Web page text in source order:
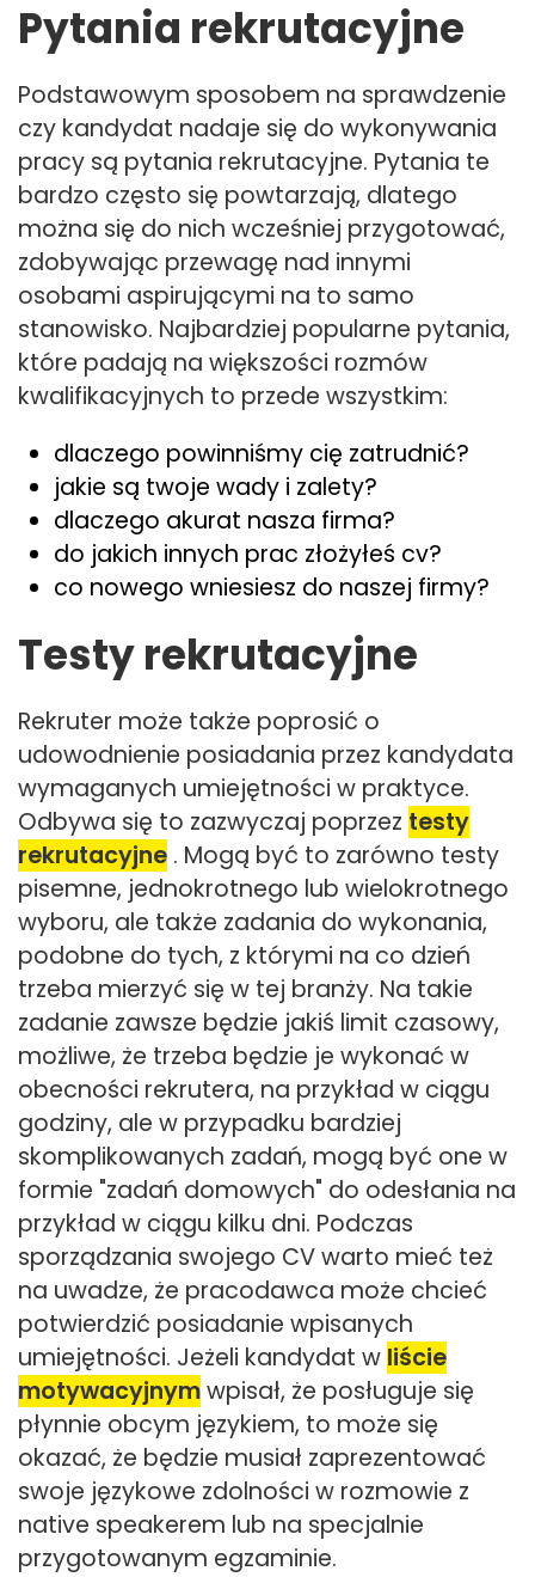
Pytania rekrutacyjne
Podstawowym sposobem na sprawdzenie
czy kandydat nadaje się do wykonywania
pracy są pytania rekrutacyjne. Pytania te
bardzo często się powtarzają, dlatego
można się do nich wcześniej przygotować,
zdobywając przewagę nad innymi
osobami aspirującymi na to samo
stanowisko. Najbardziej popularne pytania,
które padają na większości rozmów
kwalifikacyjnych to przede wszystkim:
dlaczego powinniśmy cię zatrudnić?
jakie są twoje wady i zalety?
dlaczego akurat nasza firma?
do jakich innych prac złożyłeś cv?
co nowego wniesiesz do naszej firmy?
Testy rekrutacyjne
Rekruter może także poprosić o
udowodnienie posiadania przez kandydata
wymaganych umiejętności w praktyce.
Odbywa się to zazwyczaj poprzez testy
rekrutacyjne . Mogą być to zarówno testy
pisemne, jednokrotnego lub wielokrotnego
wyboru, ale także zadania do wykonania,
podobne do tych, z którymi na co dzień
trzeba mierzyć się w tej branży. Na takie
zadanie zawsze będzie jakiś limit czasowy,
możliwe, że trzeba będzie je wykonać w
obecności rekrutera, na przykład w ciągu
godziny, ale w przypadku bardziej
skomplikowanych zadań, mogą być one w
formie "zadań domowych" do odesłania na
przykład w ciągu kilku dni. Podczas
sporządzania swojego CV warto mieć też
na uwadze, że pracodawca może chcieć
potwierdzić posiadanie wpisanych
umiejętności. Jeżeli kandydat w liście
motywacyjnymwpisał, że posługuje się
płynnie obcym językiem, to może się
okazać, że będzie musiał zaprezentować
swoje językowe zdolności w rozmowie z
native speakerem lub na specjalnie
przygotowanym egzaminie.